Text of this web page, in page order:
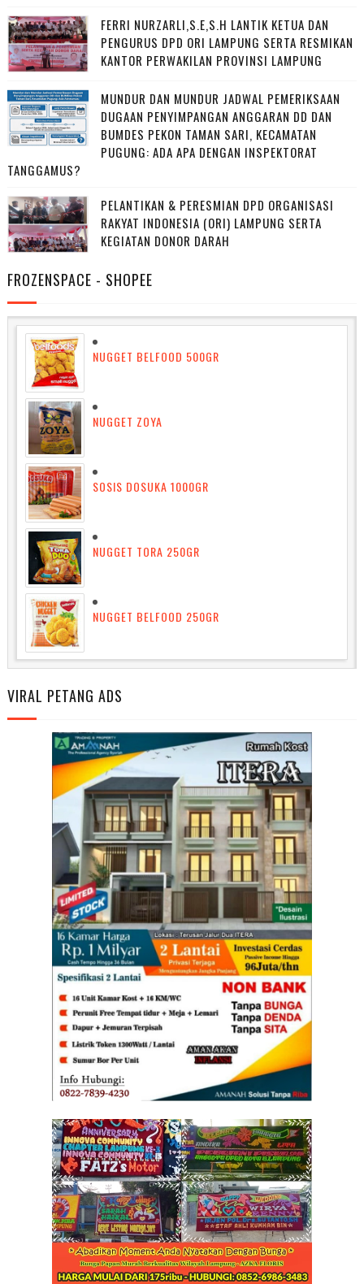
FERRI NURZARLI,S.E,S.H LANTIK KETUA DAN
PENGURUS DPD ORI LAMPUNG SERTA RESMIKAN
KANTOR PERWAKILAN PROVINSI LAMPUNG
MUNDUR DAN MUNDUR JADWAL PEMERIKSAAN
DUGAAN PENYIMPANGAN ANGGARAN DD DAN
BUMDES PEKON TAMAN SARI, KECAMATAN
PUGUNG: ADA APA DENGAN INSPEKTORAT
TANGGAMUS?
PELANTIKAN & PERESMIAN DPD ORGANISASI
RAKYAT INDONESIA (ORI) LAMPUNG SERTA
KEGIATAN DONOR DARAH
FROZENSPACE - SHOPEE
NUGGET BELFOOD 500GR
NUGGET ZOYA
SOSIS DOSUKA 1000GR
NUGGET TORA 250GR
NUGGET BELFOOD 250GR
VIRAL PETANG ADS